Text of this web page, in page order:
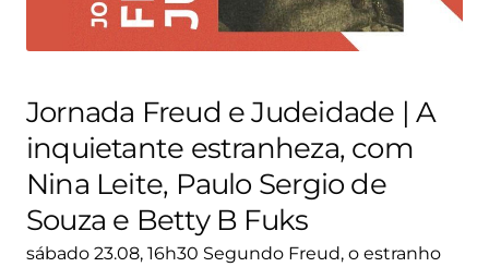
Jornada Freud e Judeidade | A
inquietante estranheza, com
Nina Leite, Paulo Sergio de
Souza e Betty B Fuks
sábado 23.08, 16h30 Segundo Freud, o estranho